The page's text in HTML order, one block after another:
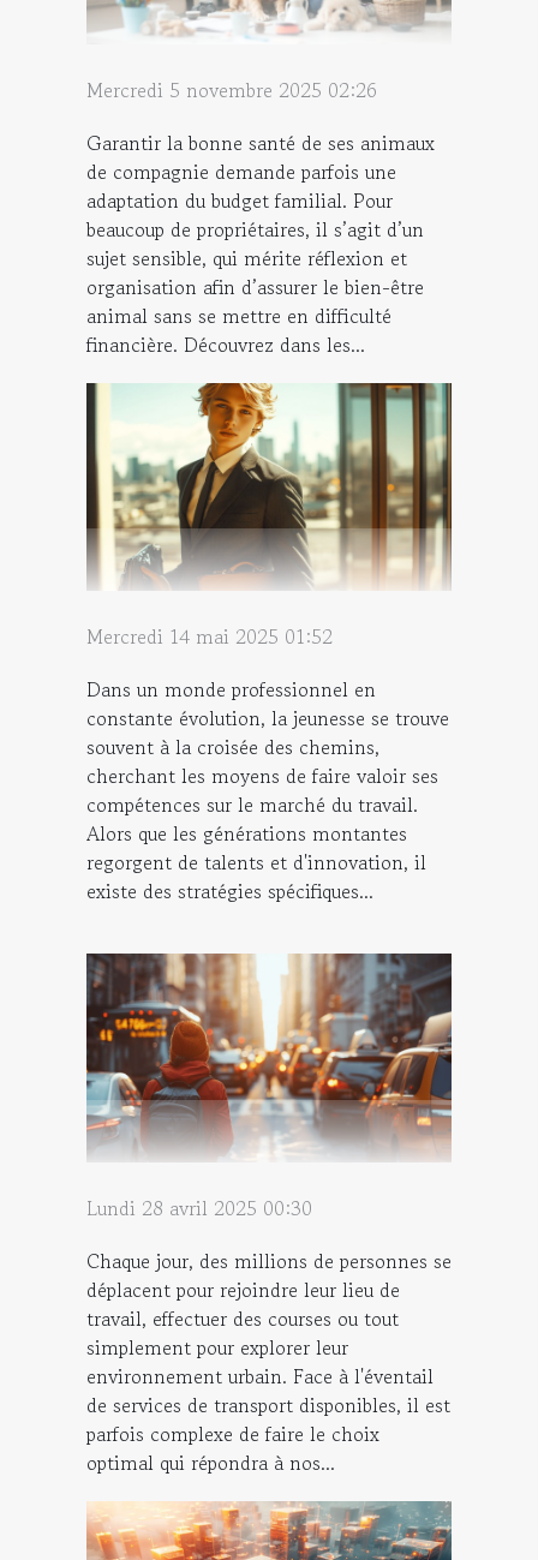
Mercredi 5 novembre 2025 02:26
Garantir la bonne santé de ses animaux
de compagnie demande parfois une
adaptation du budget familial. Pour
beaucoup de propriétaires, il s’agit d’un
sujet sensible, qui mérite réflexion et
organisation afin d’assurer le bien-être
animal sans se mettre en difficulté
financière. Découvrez dans les...
Mercredi 14 mai 2025 01:52
Dans un monde professionnel en
constante évolution, la jeunesse se trouve
souvent à la croisée des chemins,
cherchant les moyens de faire valoir ses
compétences sur le marché du travail.
Alors que les générations montantes
regorgent de talents et d'innovation, il
existe des stratégies spécifiques...
Lundi 28 avril 2025 00:30
Chaque jour, des millions de personnes se
déplacent pour rejoindre leur lieu de
travail, effectuer des courses ou tout
simplement pour explorer leur
environnement urbain. Face à l'éventail
de services de transport disponibles, il est
parfois complexe de faire le choix
optimal qui répondra à nos...